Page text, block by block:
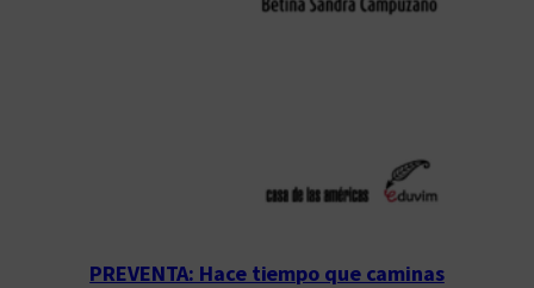
PREVENTA: Hace tiempo que caminas